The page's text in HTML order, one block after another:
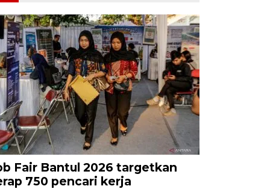
Fair Bantul 2026 targetkan
750 pencari kerja